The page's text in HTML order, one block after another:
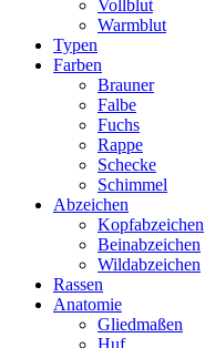
Vollblut
Warmblut
Typen
Farben
Brauner
Falbe
Fuchs
Rappe
Schecke
Schimmel
Abzeichen
Kopfabzeichen
Beinabzeichen
Wildabzeichen
Rassen
Anatomie
Gliedmaßen